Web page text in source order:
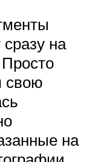
на
свою
на